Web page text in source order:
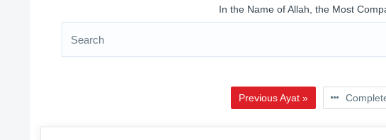
In the Name of Allah, the Most
Previous Ayat »